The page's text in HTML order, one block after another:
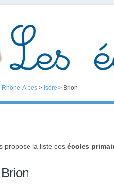
Rhône-Alpes > Isère > Brion
propose la liste des écoles